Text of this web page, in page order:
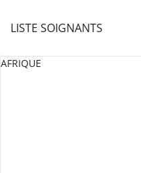
LISTE SOIGNANTS
AFRIQUE